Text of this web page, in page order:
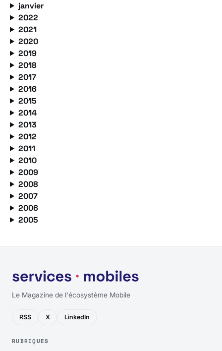
janvier
2022
2021
2020
2019
2018
2017
2016
2015
2014
2013
2012
2011
2010
2009
2008
2007
2006
2005
Le Magazine de l'écosystème Mobile
RSS X LinkedIn
RUBRIQUES